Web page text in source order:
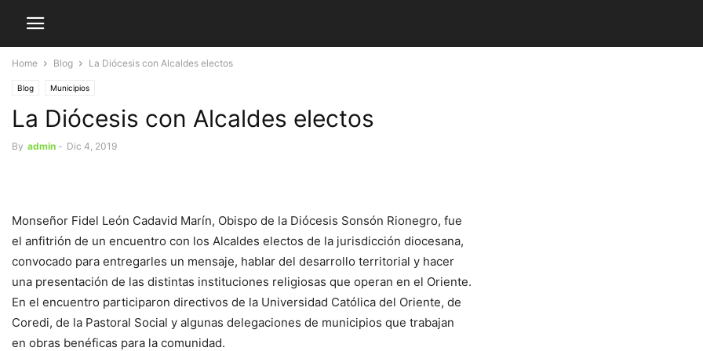
Home Blog La Diócesis con Alcaldes electos
Blog Municipios
La Diócesis con Alcaldes electos
By admin - Dic 4, 2019
Monseñor Fidel León Cadavid Marín, Obispo de la Diócesis Sonsón Rionegro, fue
el anfitrión de un encuentro con los Alcaldes electos de la jurisdicción diocesana,
convocado para entregarles un mensaje, hablar del desarrollo territorial y hacer
una presentación de las distintas instituciones religiosas que operan en el Oriente.
En el encuentro participaron directivos de la Universidad Católica del Oriente, de
Coredi, de la Pastoral Social y algunas delegaciones de municipios que trabajan
en obras benéficas para la comunidad.